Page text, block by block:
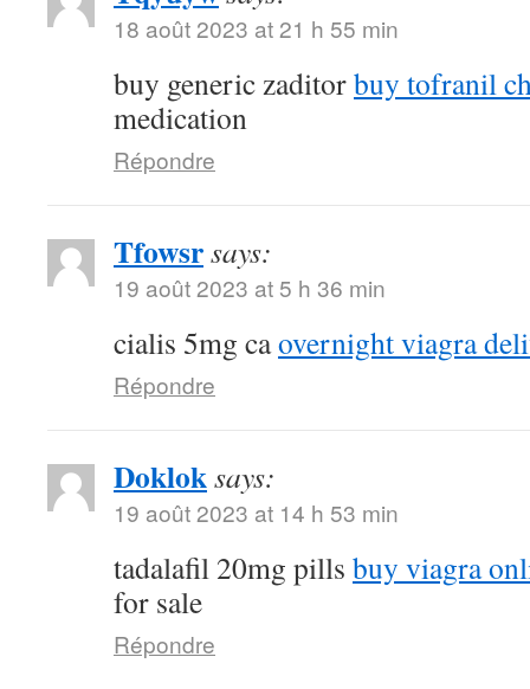
18 août 2023 at 21 h 55 min
buy generic zaditorbuy tofranil
medication
Répondre
Tfowsrsays:
19 août 2023 at 5 h 36 min
cialis 5mg caovernight viagra
Répondre
Dokloksays:
19 août 2023 at 14 h 53 min
tadalafil 20mg pills buy viagra
for sale
Répondre